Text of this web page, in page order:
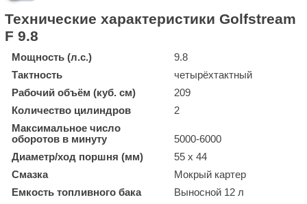
Технические характеристики Golfstream
F 9.8
Мощность (л.с.)
9.8
Тактность
четырёхтактный
Рабочий объём (куб. см)
209
Количество цилиндров
2
Максимальное число
оборотов в минуту
5000-6000
Диаметр/ход поршня (мм)
55 x 44
Смазка
Мокрый картер
Емкость топливного бака
Выносной 12 л